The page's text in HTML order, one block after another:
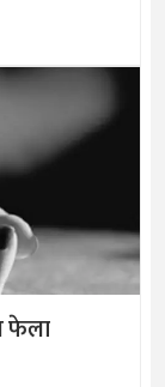
फेला